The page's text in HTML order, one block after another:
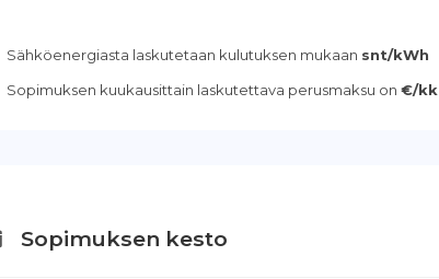
Sähköenergiasta laskutetaan kulutuksen mukaan snt/kWh
Sopimuksen kuukausittain laskutettava perusmaksu on €/kk
Sopimuksen kesto